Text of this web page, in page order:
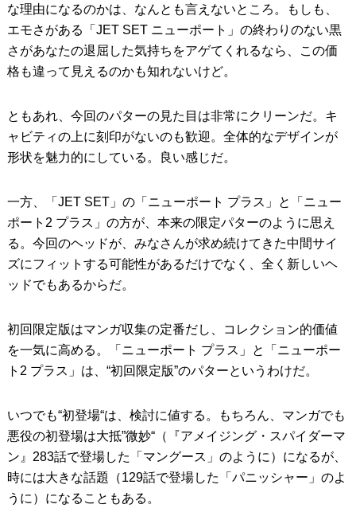
な理由になるのかは、なんとも言えないところ。もしも、
エモさがある「JET SET ニューポート」の終わりのない黒
さがあなたの退屈した気持ちをアゲてくれるなら、この価
格も違って見えるのかも知れないけど。
ともあれ、今回のパターの見た目は非常にクリーンだ。キ
ャビティの上に刻印がないのも歓迎。全体的なデザインが
形状を魅力的にしている。良い感じだ。
一方、「JET SET」の「ニューポート プラス」と「ニュー
ポート2 プラス」の方が、本来の限定パターのように思え
る。今回のヘッドが、みなさんが求め続けてきた中間サイ
ズにフィットする可能性があるだけでなく、全く新しいヘ
ッドでもあるからだ。
初回限定版はマンガ収集の定番だし、コレクション的価値
を一気に高める。「ニューポート プラス」と「ニューポー
ト2 プラス」は、“初回限定版”のパターというわけだ。
いつでも“初登場“は、検討に値する。もちろん、マンガでも
悪役の初登場は大抵”微妙“（『アメイジング・スパイダーマ
ン』283話で登場した「マングース」のように）になるが、
時には大きな話題（129話で登場した「パニッシャー」のよ
うに）になることもある。